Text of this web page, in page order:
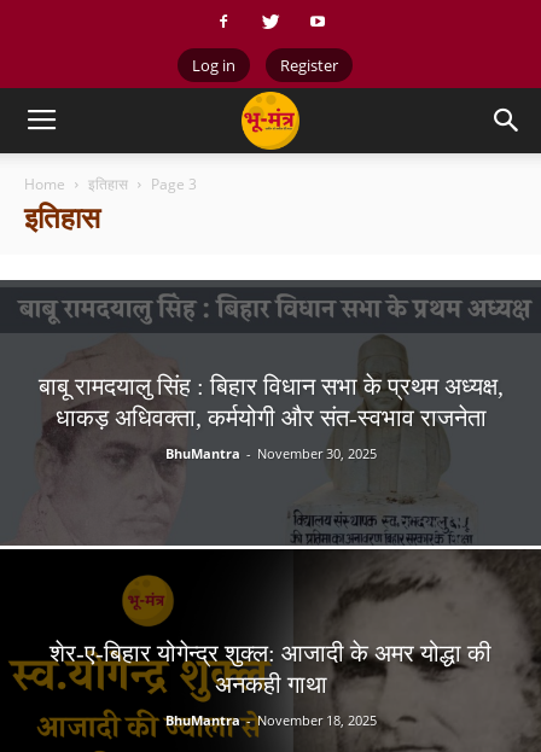
Log in Register
Home इतिहास Page 3
इतिहास
बाबू रामदयालु सिंह : बिहार विधान सभा के प्रथम अध्यक्ष,
धाकड़ अधिवक्ता, कर्मयोगी और संत-स्वभाव राजनेता
BhuMantra - November 30, 2025
शेर-ए-बिहार योगेन्द्र शुक्ल: आजादी के अमर योद्धा की
अनकही गाथा
BhuMantra - November 18, 2025